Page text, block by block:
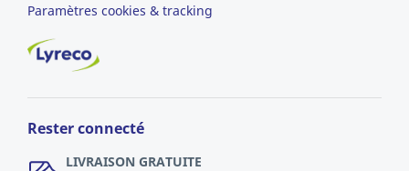
Paramètres cookies & tracking
Rester connecté
LIVRAISON GRATUITE